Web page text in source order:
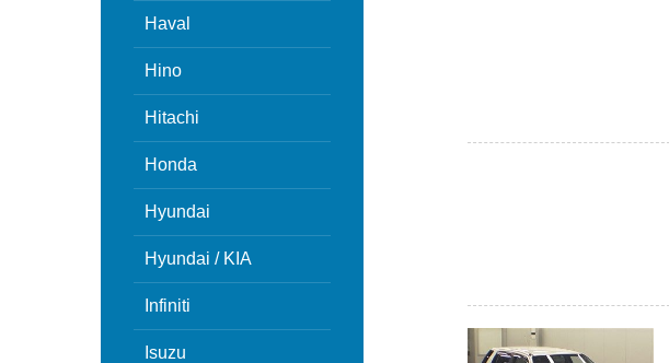
Haval
Hino
Hitachi
Honda
Hyundai
Hyundai / KIA
Infiniti
Isuzu